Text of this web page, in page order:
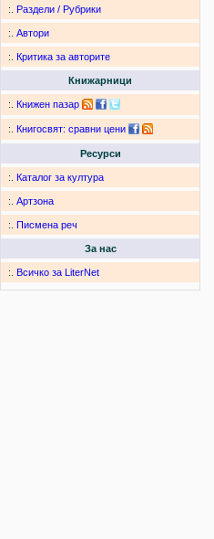
:. Раздели / Рубрики
:. Автори
:. Критика за авторите
Книжарници
:. Книжен пазар
:. Книгосвят: сравни цени
Ресурси
:. Каталог за култура
:. Артзона
:. Писмена реч
За нас
:. Всичко за LiterNet